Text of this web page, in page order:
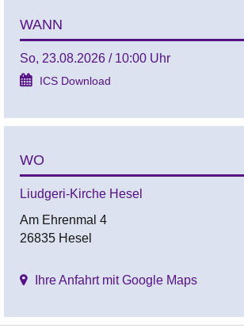
WANN
So, 23.08.2026 / 10:00 Uhr
ICS Download
WO
Liudgeri-Kirche Hesel
Am Ehrenmal 4
26835 Hesel
Ihre Anfahrt mit Google Maps